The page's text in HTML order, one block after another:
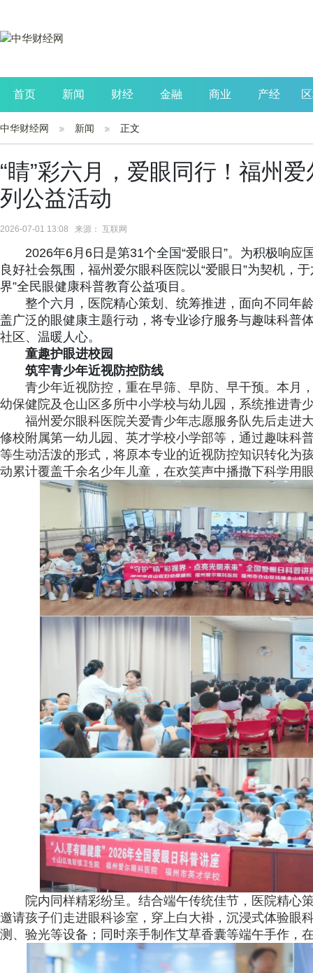
首页 新闻 财经 金融 商业 产经
公司 生活 读书
中华财经网 新闻 正文
“睛”彩六月，爱眼同行！福州
列公益活动
2026-07-01 13:08 来源： 互联网
2026年6月6日是第31个全国“爱眼日”。为积极响
良好社会氛围，福州爱尔眼科医院以“爱眼日”为契机，
界”全民眼健康科普教育公益项目。
整个六月，医院精心策划、统筹推进，面向不同年
盖广泛的眼健康主题行动，将专业诊疗服务与趣味科普
社区、温暖人心。
童趣护眼进校园
筑牢青少年近视防控防线
青少年近视防控，重在早筛、早防、早干预。本月
幼保健院及仓山区多所中小学校与幼儿园，系统推进青
福州爱尔眼科医院关爱青少年志愿服务队先后走进
修校附属第一幼儿园、英才学校小学部等，通过趣味科
等生动活泼的形式，将原本专业的近视防控知识转化为
动累计覆盖千余名少年儿童，在欢笑声中播撒下科学用
院内同样精彩纷呈。结合端午传统佳节，医院精心
邀请孩子们走进眼科诊室，穿上白大褂，沉浸式体验眼
测、验光等设备；同时亲手制作艾草香囊等端午手作，